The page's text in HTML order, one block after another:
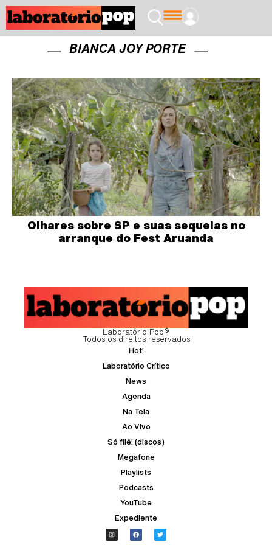
BIANCA JOY PORTE
Olhares sobre SP e suas sequelas no
arranque do Fest Aruanda
Laboratório Pop®
Todos os direitos reservados
Hot!
Laboratório Crítico
News
Agenda
Na Tela
Ao Vivo
Só filé! (discos)
Megafone
Playlists
Podcasts
YouTube
Expediente